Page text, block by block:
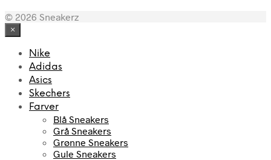
© 2026 Sneakerz
×
Nike
Adidas
Asics
Skechers
Farver
Blå Sneakers
Grå Sneakers
Grønne Sneakers
Gule Sneakers